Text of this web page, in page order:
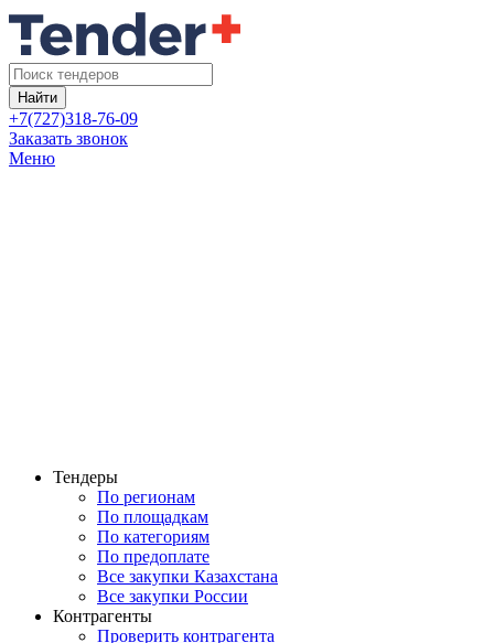
Найти
+7(727)318-76-09
Заказать звонок
Меню
Тендеры
По регионам
По площадкам
По категориям
По предоплате
Все закупки Казахстана
Все закупки России
Контрагенты
Проверить контрагента